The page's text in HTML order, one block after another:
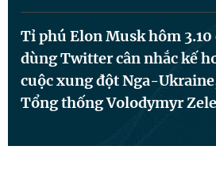
Đọc Thanh Niên trên điện thoại
Tỉ phú Elon Musk hôm
dùng Twitter cân nhắc kế
cuộc xung đột Nga-
Tổng thống Volodymyr